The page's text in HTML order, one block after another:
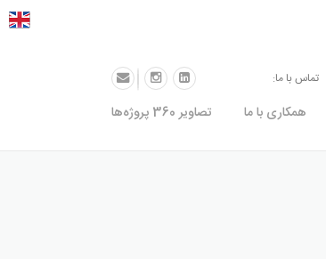
تماس با ما:
تصاویر 360 پروژه‌ها همکاری با ما